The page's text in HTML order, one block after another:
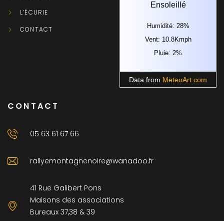
L’ÉCURIE
CONTACT
Ensoleillé
Humidité: 28%
Vent: 10.8Kmph
Pluie: 2%
Data from MeteoArt.com
CONTACT
05 63 61 67 66
rallyemontagnenoire@wanadoo.fr
41 Rue Galibert Pons
Maisons des associations
Bureaux 37,38 & 39